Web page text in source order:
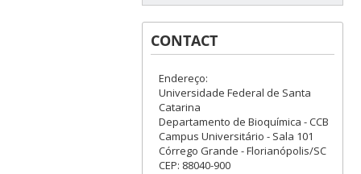
CONTACT
Endereço:
Universidade Federal de Santa
Catarina
Departamento de Bioquímica - CCB
Campus Universitário - Sala 101
Córrego Grande - Florianópolis/SC
CEP: 88040-900